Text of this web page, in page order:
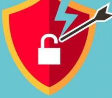
Kenapa
Tanpa
Susah Tembus
Pertama Google di
Sertifikat SSL